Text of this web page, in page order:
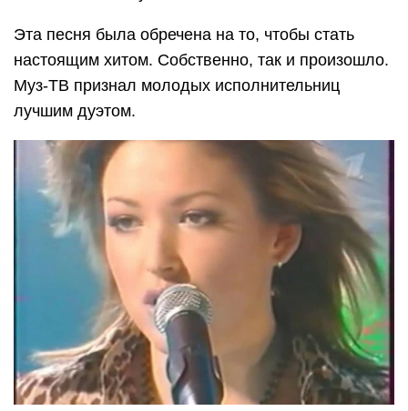
Эта песня была обречена на то, чтобы стать
настоящим хитом. Собственно, так и произошло.
Муз-ТВ признал молодых исполнительниц
лучшим дуэтом.